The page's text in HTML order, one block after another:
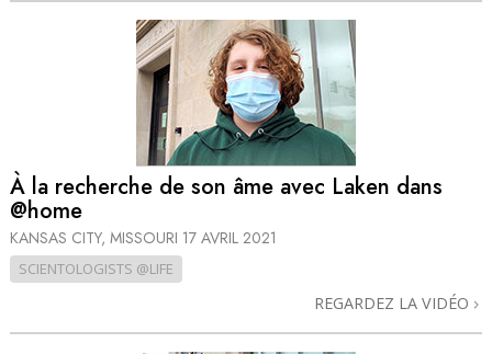
À la recherche de son âme avec Laken dans
@home
KANSAS CITY, MISSOURI 17 AVRIL 2021
SCIENTOLOGISTS @LIFE
REGARDEZ LA VIDÉO